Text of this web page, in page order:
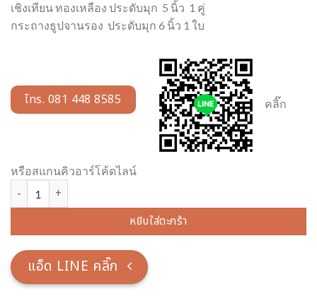
เชิงเทียน ทองเหลือง ประดับมุก 5 นิ้ว 1 คู่
กระถางธูปจานรอง ประดับมุก 6 นิ้ว 1 ใบ
โทร. 081 448 8585 คลิ๊ก
หรือสแกนคิวอาร์โค้ดไลน์
หยิบใส่ตะกร้า
แอ็ด LINE คลิ๊ก